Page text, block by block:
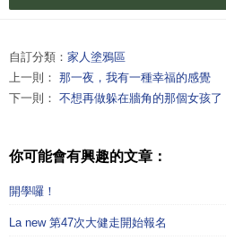
自訂分類： 家人塗鴉區
上一則： 那一夜，我有一種幸福的感覺
下一則： 不想再做躲在牆角的那個女孩了
你可能會有興趣的文章：
開學囉！
La new 第47次大健走開始報名